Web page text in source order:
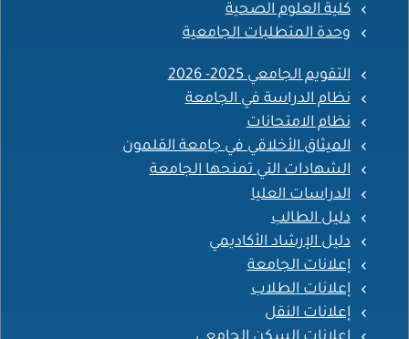
كلية العلوم الصحية
وحدة المتطلبات الجامعية
التقويم الجامعي 2025- 2026
نظام الدراسة في الجامعة
نظام الامتحانات
الميثاق الأخلاقي في جامعة القلمون
الشهادات التي تمنحها الجامعة
الدراسات العليا
دليل الطالب
دليل الإرشاد الأكاديمي
إعلانات الجامعة
إعلانات الطلاب
إعلانات النقل